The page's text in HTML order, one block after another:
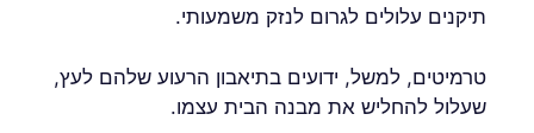
תיקנים עלולים לגרום לנזק משמעותי.
טרמיטים, למשל, ידועים בתיאבון הרעוע שלהם לעץ,
שעלול להחליש את מבנה הבית עצמו.